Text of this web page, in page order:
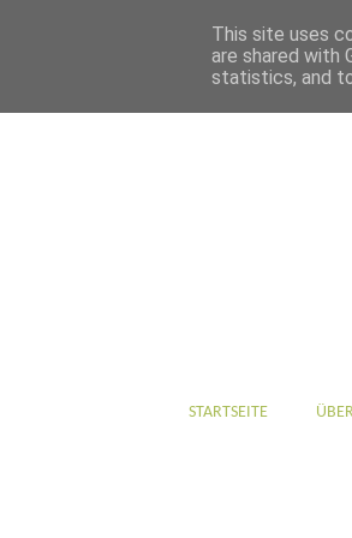
STARTSEITE
This site uses
are shared with
statistics, and